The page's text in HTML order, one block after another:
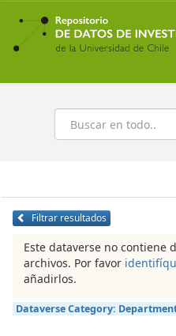
Ir
contenido
principal
Buscar
Filtrar resultados
Este dataverse no contiene
archivos. Por favor
añadirlos.
Dataverse Category: